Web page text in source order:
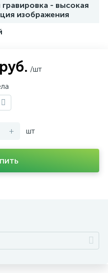
гравировка - высокая
изображения
/шт
+ шт